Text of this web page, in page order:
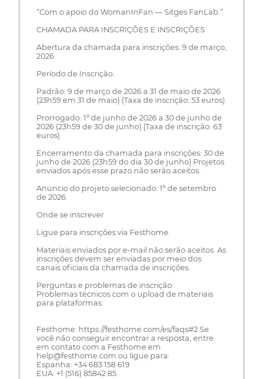
“Com o apoio do WomanInFan — Sitges FanLab.”
CHAMADA PARA INSCRIÇÕES E INSCRIÇÕES
Abertura da chamada para inscrições: 9 de março,
2026
Período de Inscrição:
Padrão: 9 de março de 2026 a 31 de maio de 2026
(23h59 em 31 de maio) (Taxa de inscrição: 53 euros)
Prorrogado: 1º de junho de 2026 a 30 de junho de
2026 (23h59 de 30 de junho) (Taxa de inscrição: 63
euros)
Encerramento da chamada para inscrições: 30 de
junho de 2026 (23h59 do dia 30 de junho) Projetos
enviados após esse prazo não serão aceitos.
Anúncio do projeto selecionado: 1º de setembro
de 2026.
Onde se inscrever
Ligue para inscrições via Festhome.
Materiais enviados por e-mail não serão aceitos. As
inscrições devem ser enviadas por meio dos
canais oficiais da chamada de inscrições.
Perguntas e problemas de inscrição
Problemas técnicos com o upload de materiais
para plataformas:
Festhome: https://festhome.com/es/faqs#2 Se
você não conseguir encontrar a resposta, entre
em contato com a Festhome em
help@festhome.com ou ligue para:
Espanha: +34 683 158 619
EUA: +1 (516) 85842 85